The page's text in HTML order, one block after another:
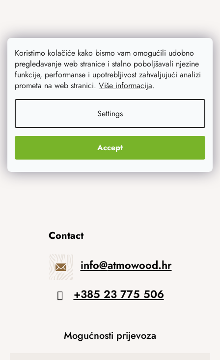
Koristimo kolačiće kako bismo vam omogućili udobno
pregledavanje web stranice i stalno poboljšavali njezine
funkcije, performanse i upotrebljivost zahvaljujući analizi
prometa na web stranici. Više informacija.
Settings
Accept
Ono što vas najviše zanima
Noviteti
Originalni pokloni
Contact
info@atmowood.hr
+385 23 775 506
Mogućnosti prijevoza